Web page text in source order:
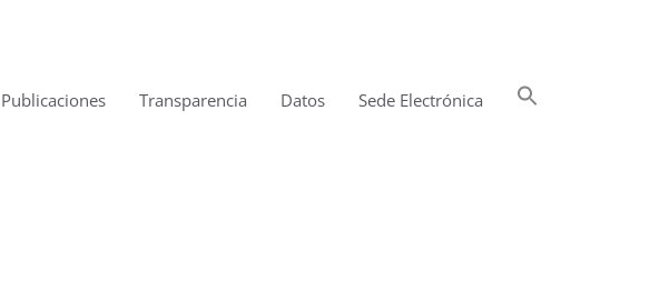
Publicaciones Transparencia Datos Sede Electrónica